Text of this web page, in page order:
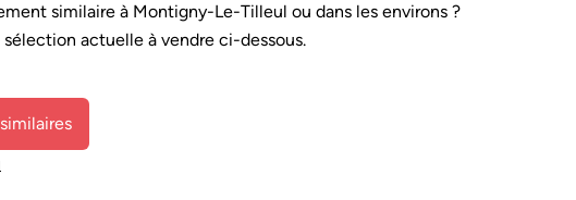
similaire à Montigny-Le-Tilleul ou dans les environs ?
actuelle à vendre ci-dessous.